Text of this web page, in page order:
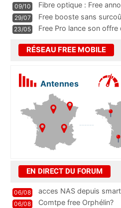
09/10
Fibre optique : Free
pass
29/07
Free booste sans
23/05 Free Pro lance son
RÉSEAU FREE MOBILE
Antennes
EN DIRECT DU FORUM
06/08 acces NAS depuis
06/08 Comtpe free Orphélin?